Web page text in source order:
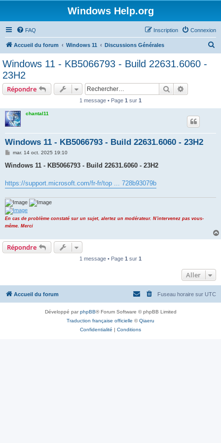
Windows Help.org
FAQ Connexion
Inscription
Accueil du forum Windows 11 Discussions Générales
Windows 11 - KB5066793 - Build 22631.6060 -
23H2
Répondre Rechercher
1 message • Page 1 sur 1
chantal11
Windows 11 - KB5066793 - Build 22631.6060 - 23H2
M
s
g
e
mar. 14 oct. 2025 19:10
Windows 11 - KB5066793 - Build 22631.6060 - 23H2
https://support.microsoft.com/fr-fr/top ... 728b93079b
En cas de problème constaté sur un sujet, alertez un modérateur. N'intervenez pas vous-
même. Merci
Répondre
1 message • Page 1 sur 1
Aller
Accueil du forum Fuseau horaire sur UTC
Développé parphpBB® Forum Software © phpBB Limited
Traduction française officielle ©Qiaeru
Confidentialité | Conditions